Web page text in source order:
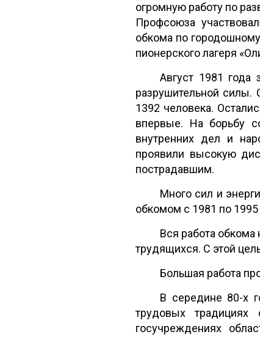
огромную работу по
Профсоюза
обкома по
пионерского лагеря
Август 1981 года
разрушительной силы.
1392 человека.
впервые. На борьбу
внутренних дел и
проявили высокую
пострадавшим.
Много сил и
обкомом с 1981 по 1995
Вся работа
трудящихся. С этой
Большая работа
В середине 80-х
трудовых традициях
госучреждениях